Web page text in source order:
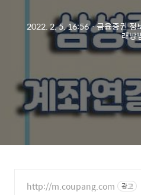
2022. 2. 5. 16:56ㆍ금융증권 정
래방
http://m.coupang.com 광고